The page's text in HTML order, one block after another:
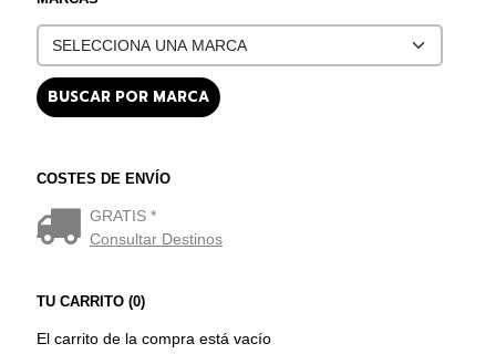
COSTES DE ENVÍO
GRATIS *
Consultar Destinos
TU CARRITO (0)
El carrito de la compra está vacío